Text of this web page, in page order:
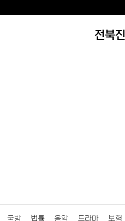
전북진
국방 법률 음악 드라마 보험